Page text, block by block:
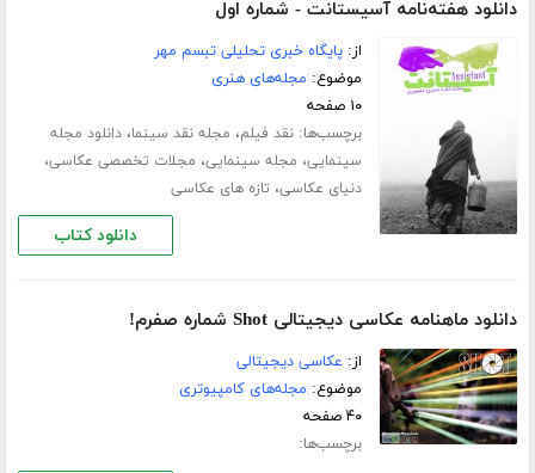
دانلود هفته‌نامه آسیستانت - شماره اول
از:پایگاه خبری تحلیلی تبسم مهر
موضوع: مجله‌های هنری
۱۰ صفحه
برچسب‌ها:نقد فیلم، مجله نقد سینما،دانلود مجله
سینمایی، مجله سینمایی، مجلات تخصصی عکاسی،
دنیای عکاسی، تازه های عکاسی
دانلود کتاب
دانلود ماهنامه عکاسی دیجیتالی Shot شماره صفرم!
از: عکاسی دیجیتالی
موضوع: مجله‌های کامپیوتری
۴۰ صفحه
برچسب‌ها: